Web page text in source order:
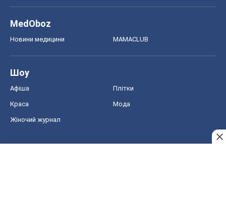
MedOboz
Новини медицини MAMACLUB
Шоу
Афіша Плітки
Краса Мода
Жіночий журнал